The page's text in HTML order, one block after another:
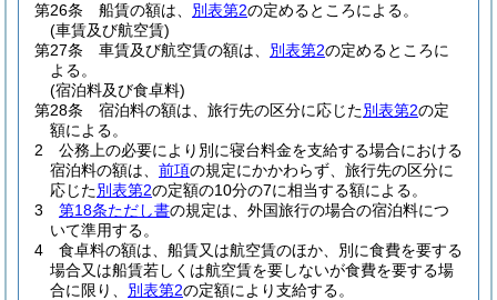
第26条
船賃の額は、 別表第2の定めるところによる。
(車賃及び航空賃)
第27条
車賃及び航空賃の額は、 別表第2の定めるところに
よる。
(宿泊料及び食卓料)
第28条
宿泊料の額は、旅行先の区分に応じた別表第2の定
額による。
2
公務上の必要により別に寝台料金を支給する場合における
宿泊料の額は、 前項の規定にかかわらず、旅行先の区分に
応じた別表第2の定額の10分の7に相当する額による。
3
第18条ただし書の規定は、外国旅行の場合の宿泊料につ
いて準用する。
4
食卓料の額は、船賃又は航空賃のほか、別に食費を要する
場合又は船賃若しくは航空賃を要しないが食費を要する場
合に限り、 別表第2の定額により支給する。